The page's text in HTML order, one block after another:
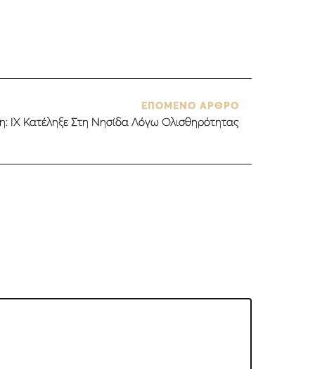
ΕΠΟΜΕΝΟ ΑΡΘΡΟ
ΙΧ Κατέληξε Στη Νησίδα Λόγω Ολισθηρότητας